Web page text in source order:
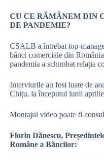
CU CE RĂMÂNEM DIN
DE PANDEMIE?
CSALB a întrebat top-
bănci comerciale din
pandemia a schimbat relația
Interviurile au fost luate de
Chițu, la începutul lunii
Montajul video poate fi
Florin Dănescu,
Române a Băncilor: